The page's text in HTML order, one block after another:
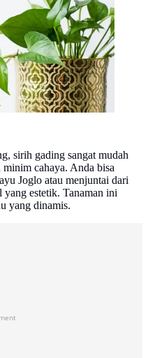
sirih gading sangat mudah
cahaya. Anda bisa
Joglo atau menjuntai dari
estetik. Tanaman ini
yang dinamis.